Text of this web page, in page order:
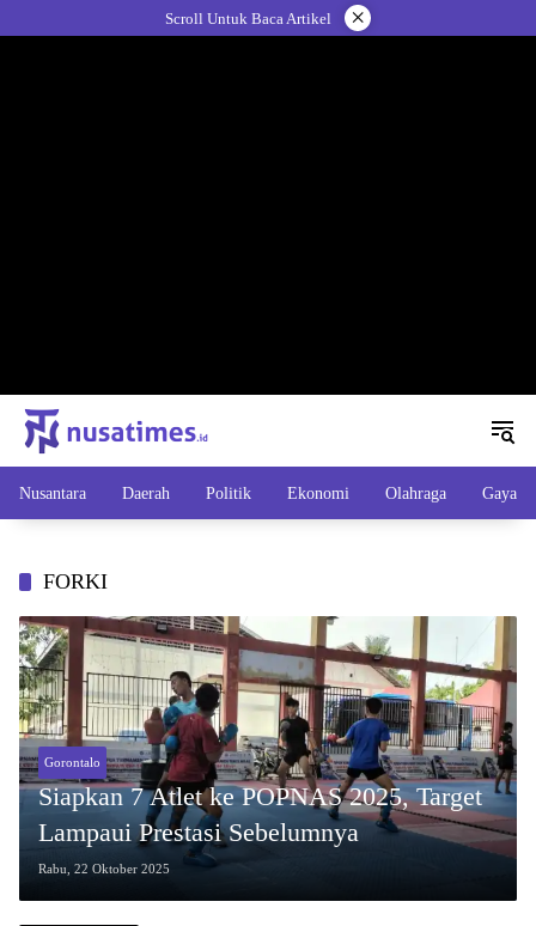
ke
Scroll Untuk Baca Artikel ×
Nusantara Daerah Politik Ekonomi Olahraga Gaya
FORKI
Gorontalo
Siapkan 7 Atlet ke POPNAS 2025, Target
Lampaui Prestasi Sebelumnya
Rabu, 22 Oktober 2025